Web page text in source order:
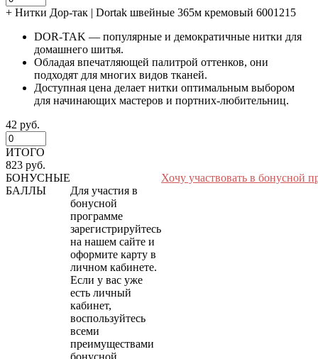
+ Нитки Дор-так | Dortak швейные 365м кремовый 6001215
DOR-TAK — популярные и демократичные нитки для
домашнего шитья.
Обладая впечатляющей палитрой оттенков, они
подходят для многих видов тканей.
Доступная цена делает нитки оптимальным выбором
для начинающих мастеров и портних-любительниц.
42 руб.
ИТОГО
823 руб.
БОНУСНЫЕ
БАЛЛЫ
Для участия в
бонусной
программе
зарегистрируйтесь
на нашем сайте и
оформите карту в
личном кабинете.
Если у вас уже
есть личный
кабинет,
воспользуйтесь
всеми
преимуществами
бонусной
Хочу участвовать в бонусной